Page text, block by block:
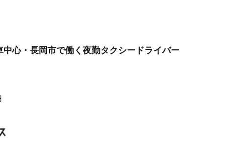
心・長岡市で働く夜勤タクシードライバー